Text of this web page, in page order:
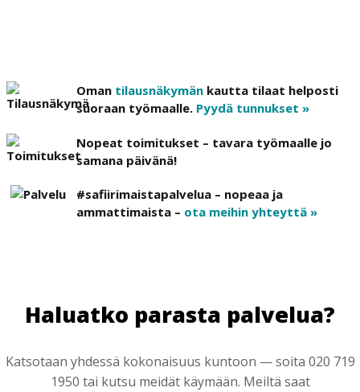
Oman tilausnäkymän kautta tilaat helposti
suoraan työmaalle. Pyydä tunnukset »
Nopeat toimitukset – tavara työmaalle jo
samana päivänä!
#safiirimaistapalvelua – nopeaa ja
ammattimaista – ota meihin yhteyttä »
Haluatko parasta palvelua?
Katsotaan yhdessä kokonaisuus kuntoon — soita 020 719
1950 tai kutsu meidät käymään. Meiltä saat